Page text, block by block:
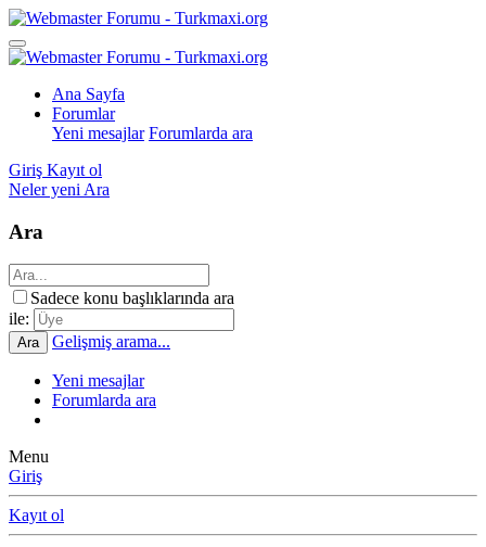
Ana Sayfa
Forumlar
Yeni mesajlar Forumlarda ara
Giriş Kayıt ol
Neler yeni Ara
Ara
Sadece konu başlıklarında ara
ile:
Ara Gelişmiş arama...
Yeni mesajlar
Forumlarda ara
Menu
Giriş
Kayıt ol